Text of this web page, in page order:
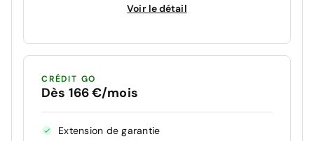
Voir le détail
CRÉDIT GO
Dès 166 €/mois
Extension de garantie